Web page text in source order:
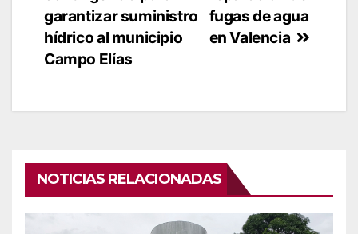
entradas
fugas de agua
en Valencia
garantizar suministro
hídrico al municipio
Campo Elías
NOTICIAS RELACIONADAS